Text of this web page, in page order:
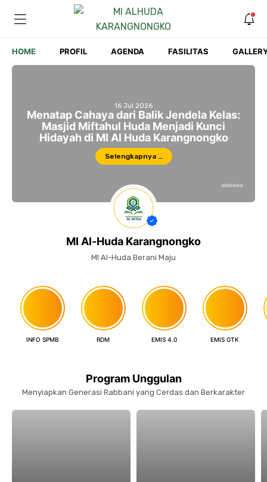
HOME PROFIL AGENDA FASILITAS
16 Jul 2026
Menatap Cahaya dari Balik Jendela Kelas:
Masjid Miftahul Huda Menjadi Kunci
Hidayah di MI Al Huda Karangnongko
Selengkapnya …
MI Al-Huda Karangnongko
MI Al-Huda Berani Maju
INFO SPMB RDM EMIS 4.0 EMIS GTK
Program Unggulan
Menyiapkan Generasi Rabbani yang Cerdas dan Berkarakter